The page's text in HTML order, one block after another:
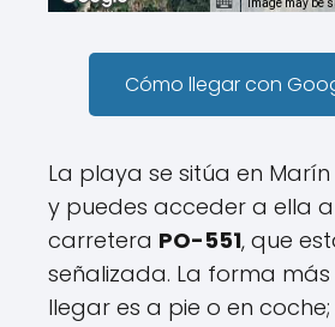
Image may be
Cómo llegar con
La playa se sitúa en
y puedes acceder a ella
carretera PO-551, que
señalizada. La forma
llegar es a pie o en